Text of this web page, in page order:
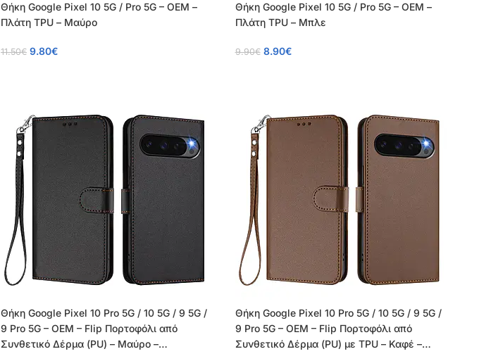
Θήκη Google Pixel 10 5G / Pro 5G – OEM –
Πλάτη TPU – Μαύρο
11.50€ 9.80€
Θήκη Google Pixel 10 5G / Pro 5G – OEM –
Πλάτη TPU – Μπλε
9.90€ 8.90€
Θήκη Google Pixel 10 Pro 5G / 10 5G / 9 5G /
9 Pro 5G – OEM – Flip Πορτοφόλι από
Συνθετικό Δέρμα (PU) – Μαύρο –
Θήκη Google Pixel 10 Pro 5G / 10 5G / 9 5G /
9 Pro 5G – OEM – Flip Πορτοφόλι από
Συνθετικό Δέρμα (PU) με TPU – Καφέ –